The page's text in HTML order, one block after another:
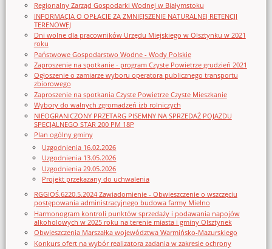
Regionalny Zarząd Gospodarki Wodnej w Białymstoku
INFORMACJA O OPŁACIE ZA ZMNIEJSZENIE NATURALNEJ RETENCJI
TERENOWEJ
Dni wolne dla pracowników Urzędu Miejskiego w Olsztynku w 2021
roku
Państwowe Gospodarstwo Wodne - Wody Polskie
Zaproszenie na spotkanie - program Czyste Powietrze grudzień 2021
Ogłoszenie o zamiarze wyboru operatora publicznego transportu
zbiorowego
Zaproszenie na spotkania Czyste Powietrze Czyste Mieszkanie
Wybory do walnych zgromadzeń izb rolniczych
NIEOGRANICZONY PRZETARG PISEMNY NA SPRZEDAŻ POJAZDU
SPECJALNEGO STAR 200 PM 18P
Plan ogólny gminy
Uzgodnienia 16.02.2026
Uzgodnienia 13.05.2026
Uzgodnienia 29.05.2026
Projekt przekazany do uchwalenia
RGGIOŚ.6220.5.2024 Zawiadomienie - Obwieszczenie o wszczęciu
postępowania administracyjnego budowa farmy Mielno
Harmonogram kontroli punktów sprzedaży i podawania napojów
alkoholowych w 2025 roku na terenie miasta i gminy Olsztynek
Obwieszczenia Marszałka województwa Warmińsko-Mazurskiego
Konkurs ofert na wybór realizatora zadania w zakresie ochrony